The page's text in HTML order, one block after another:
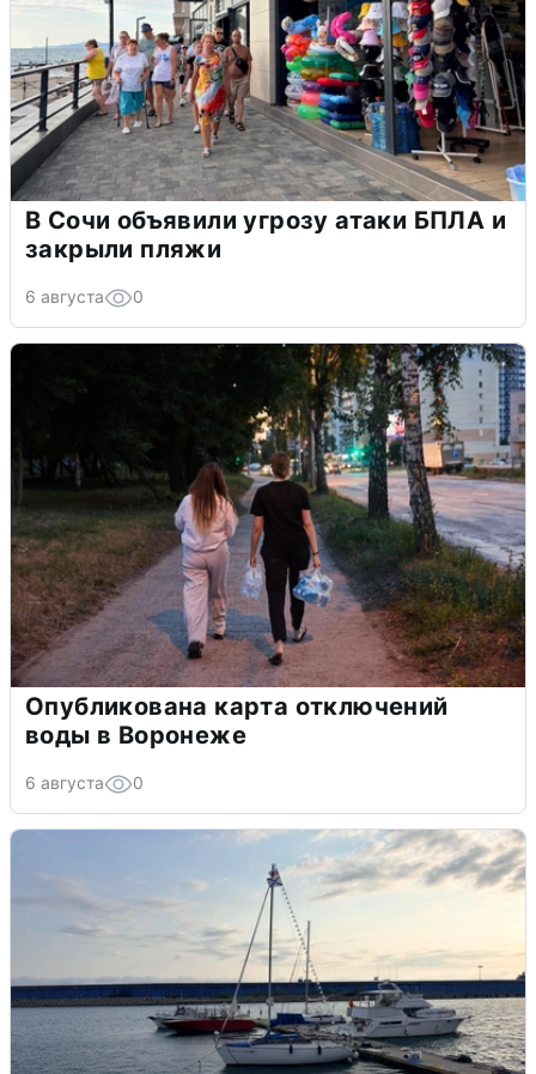
В Сочи объявили угрозу атаки БПЛА и
закрыли пляжи
6 августа 0
Опубликована карта отключений
воды в Воронеже
6 августа 0